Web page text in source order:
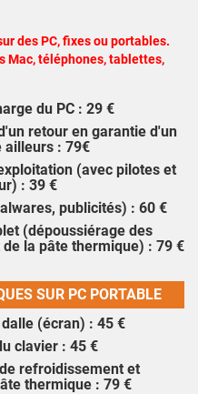
des PC, fixes ou portables.
Mac, téléphones, tablettes,
du PC : 29 €
retour en garantie d'un
ailleurs : 79€
(avec pilotes et
: 39 €
publicités) : 60 €
(dépoussiérage des
la pâte thermique) : 79 €
SUR PC PORTABLE
(écran) : 45 €
clavier : 45 €
refroidissement et
thermique : 79 €